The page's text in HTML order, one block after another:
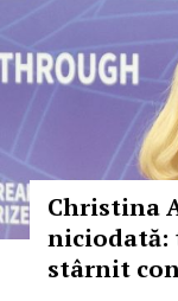
Christina
niciodată:
stârnit